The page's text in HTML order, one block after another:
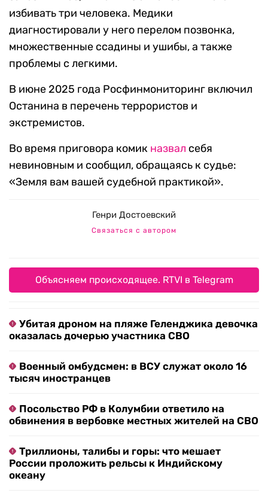
избивать три человека. Медики
диагностировали у него перелом позвонка,
множественные ссадины и ушибы, а также
проблемы с легкими.
В июне 2025 года Росфинмониторинг включил
Останина в перечень террористов и
экстремистов.
Во время приговора комик назвал себя
невиновным и сообщил, обращаясь к судье:
«Земля вам вашей судебной практикой».
Генри Достоевский
Связаться с автором
Объясняем происходящее. RTVI в Telegram
Убитая дроном на пляже Геленджика девочка
оказалась дочерью участника СВО
Военный омбудсмен: в ВСУ служат около 16
тысяч иностранцев
Посольство РФ в Колумбии ответило на
обвинения в вербовке местных жителей на СВО
Триллионы, талибы и горы: что мешает
России проложить рельсы к Индийскому
океану